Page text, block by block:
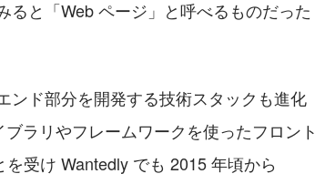
と「Web ページ」と呼べるものだった
ンド部分を開発する技術スタックも進化
ラリやフレームワークを使ったフロント
受け Wantedly でも 2015 年頃から